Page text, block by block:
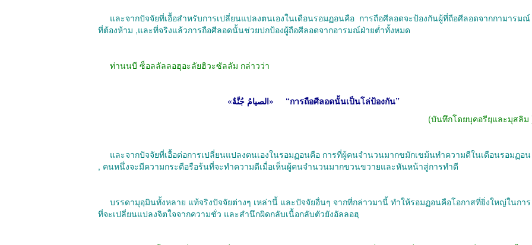
และจากปัจจัยที่เอื้อสำหรับการเปลี่ยนแปลงตนเองในเดือนรอมฏอนคือ การถือศีลอดจะป้องกันผู้ที่ถือศีลอดจากกามารมณ์
ที่ต้องห้าม ,และที่จริงแล้วการถือศีลอดนั้นช่วยปกป้องผู้ถือศีลอดจากอารมณ์ฝ่ายต่ำทั้งหมด
ท่านนบี ซ็อลลัลลอฮุอะลัยฮิวะซัลลัม กล่าวว่า
«الصيامُ جُنَّةٌ» “การถือศีลอดนั้นเป็นโล่ป้องกัน”
(บันทึกโดยบุคอรียฺและมุสลิม
และจากปัจจัยที่เอื้อต่อการเปลี่ยนแปลงตนเองในรอมฏอนคือ การที่ผู้คนจำนวนมากขมักเขม้นทำความดีในเดือนรอมฏอน
, คนหนึ่งจะมีความกระตือรือร้นที่จะทำความดีเมื่อเห็นผู้คนจำนวนมากขวนขวายและหันหน้าสู่การทำดี
บรรดามุอฺมินทั้งหลาย แท้จริงปัจจัยต่างๆ เหล่านี้ และปัจจัยอื่นๆ จากที่กล่าวมานี้ ทำให้รอมฏอนคือโอกาสที่ยิ่งใหญ่ในการ
ที่จะเปลี่ยนแปลงจิตใจจากความชั่ว และสำนึกผิดกลับเนื้อกลับตัวยังอัลลอฮฺ